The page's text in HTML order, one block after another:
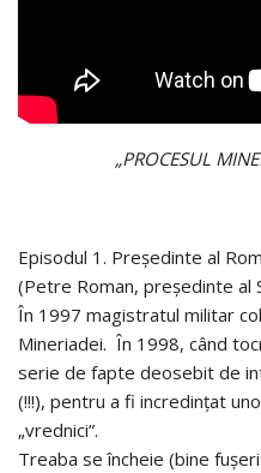
„PROCESUL
Episodul 1. Președinte al
(Petre Roman, președinte al
În 1997 magistratul militar
Mineriadei. În 1998, când
serie de fapte deosebit de
(!!!), pentru a fi incredințat
„vrednici”.
Treaba se încheie (bine